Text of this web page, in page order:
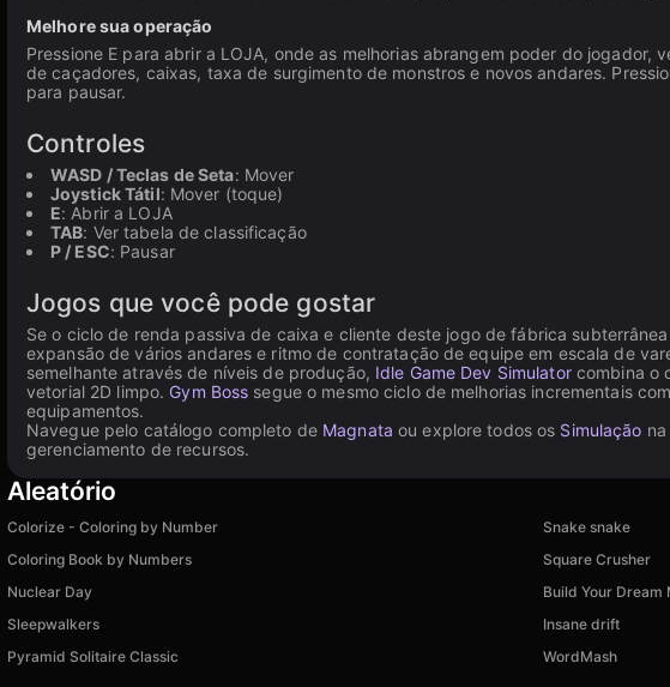
Melhore sua operação
Pressione E para abrir a LOJA, onde as melhorias abrangem poder do
de caçadores, caixas, taxa de surgimento de monstros e novos andares.
para pausar.
Controles
WASD / Teclas de Seta: Mover
Joystick Tátil: Mover (toque)
E: Abrir a LOJA
TAB: Ver tabela de classificação
P / ESC: Pausar
Jogos que você pode gostar
Se o ciclo de renda passiva de caixa e cliente deste jogo de fábrica
expansão de vários andares e ritmo de contratação de equipe em escala de
semelhante através de níveis de produção, Idle Game Dev Simulatorcombina o
vetorial 2D limpo. Gym Boss segue o mesmo ciclo de melhorias incrementais
equipamentos.
Navegue pelo catálogo completo de Magnata ou explore todos os Simulação
gerenciamento de recursos.
Aleatório
Colorize - Coloring by Number Snake snake
Coloring Book by Numbers
Square Crusher
Nuclear Day
Build Your Dream
Sleepwalkers
Insane drift
Pyramid Solitaire Classic
WordMash